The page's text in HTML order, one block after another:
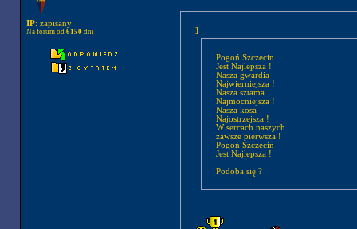
IP: zapisany
Na forum od 6150dni ]
Pogoń Szczecin
Jest Najlepsza !
Nasza gwardia
Najwierniejsza !
Nasza sztama
Najmocniejsza !
Nasza kosa
Najostrzejsza !
W sercach naszych
zawsze pierwsza !
Pogoń Szczecin
Jest Najlepsza !
Podoba się ?